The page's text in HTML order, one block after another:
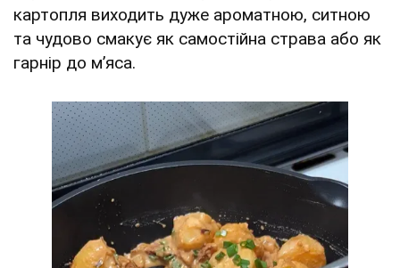
картопля виходить дуже ароматною, ситною
та чудово смакує як самостійна страва або як
гарнір до м’яса.